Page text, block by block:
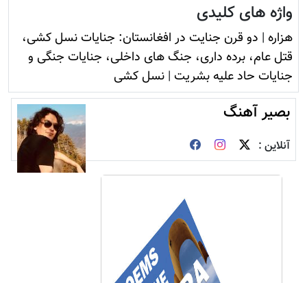
واژه های کلیدی
هزاره | دو قرن جنایت در افغانستان: جنایات نسل کشی،
قتل عام، برده داری، جنگ های داخلی، جنایات جنگی و
جنایات حاد علیه بشریت | نسل کشی
بصیر آهنگ
آنلاین :